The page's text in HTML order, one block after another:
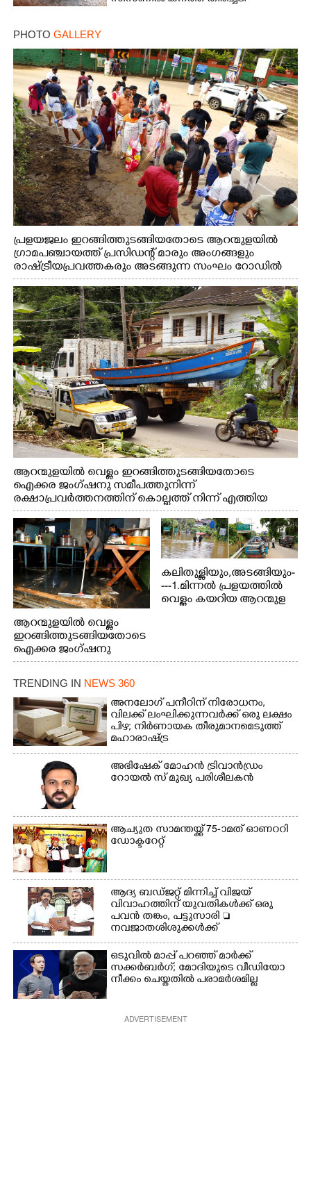
PHOTO GALLERY
പ്രളയജലം ഇറങ്ങിത്തുടങ്ങിയതോടെ ആറന്മുളയിൽ
ഗ്രാമപഞ്ചായത്ത് പ്രസിഡന്റ് മാരും അംഗങ്ങളും
രാഷ്ട്രീയപ്രവത്തകരും അടങ്ങുന്ന സംഘം റോഡിൽ
അടിഞ്ഞ് കൂടിയ ചെളിയും മണ്ണും മറ്റ് മാലിന്യങ്ങളും
നീക്കം ചെയ്യുന്നു.
ആറന്മുളയിൽ വെള്ളം ഇറങ്ങിത്തുടങ്ങിയതോടെ
ഐക്കര ജംഗ്ഷനു സമീപത്തുനിന്ന്
രക്ഷാപ്രവർത്തനത്തിന് കൊല്ലത്ത് നിന്ന് എത്തിയ
ബോട്ടുകൾ തിരികെക്കൊണ്ടുപോകുന്നു.
ആറന്മുളയിൽ വെള്ളം
ഇറങ്ങിത്തുടങ്ങിയതോടെ
ഐക്കര ജംഗ്ഷനു
സമീപം ആറന്മുള
കിടങ്ങന്നൂർ റോഡിന്
സമീപം പ്രവർത്തിക്കു
ആറന്മുള തട്ടുകട കഴുകി
വൃത്തിയാക്കുന്നു.
കലിതുള്ളിയും,അടങ്ങിയും-
---1.മിന്നൽ പ്രളയത്തിൽ
വെള്ളം കയറിയ ആറന്മുള
ഇറങ്ങിപ്പോൾ
ത്തിന് ഓച്ചിറ അഴിക്കലിൽ
നിന്ന്എത്തിച്ച ബോട്ടും.
TRENDING IN NEWS 360
അനലോഗ് പനീറിന് നിരോധനം,
വിലക്ക് ലംഘിക്കുന്നവർക്ക് ഒരു ലക്ഷം
പിഴ; നിർണായക തീരുമാനമെടുത്ത്
മഹാരാഷ്ട്ര
അഭിഷേക് മോഹൻ ട്രിവാൻഡ്രം
റോയൽ സ് മുഖ്യ പരിശീലകൻ
ആച്യുത സാമന്തയ്ക്ക് 75-ാമത് ഓണററി
ഡോക്ടറേറ്റ്
ആദ്യ ബഡ്ജറ്റ് മിന്നിച്ച് വിജയ്
വിവാഹത്തിന് യുവതികൾക്ക് ഒരു
പവൻ തങ്കം, പട്ടുസാരി 
നവജാതശിശുക്കൾക്ക്
സ്വർണമോതിരം  വിദ്യാർത്ഥികൾക്ക്
സൈക്കിൾ
ഒടുവിൽ മാപ്പ് പറഞ്ഞ് മാർക്ക്
സക്കർബർഗ്; മോദിയുടെ വീഡിയോ
നീക്കം ചെയ്തതിൽ പരാമർശമില്ല
ADVERTISEMENT